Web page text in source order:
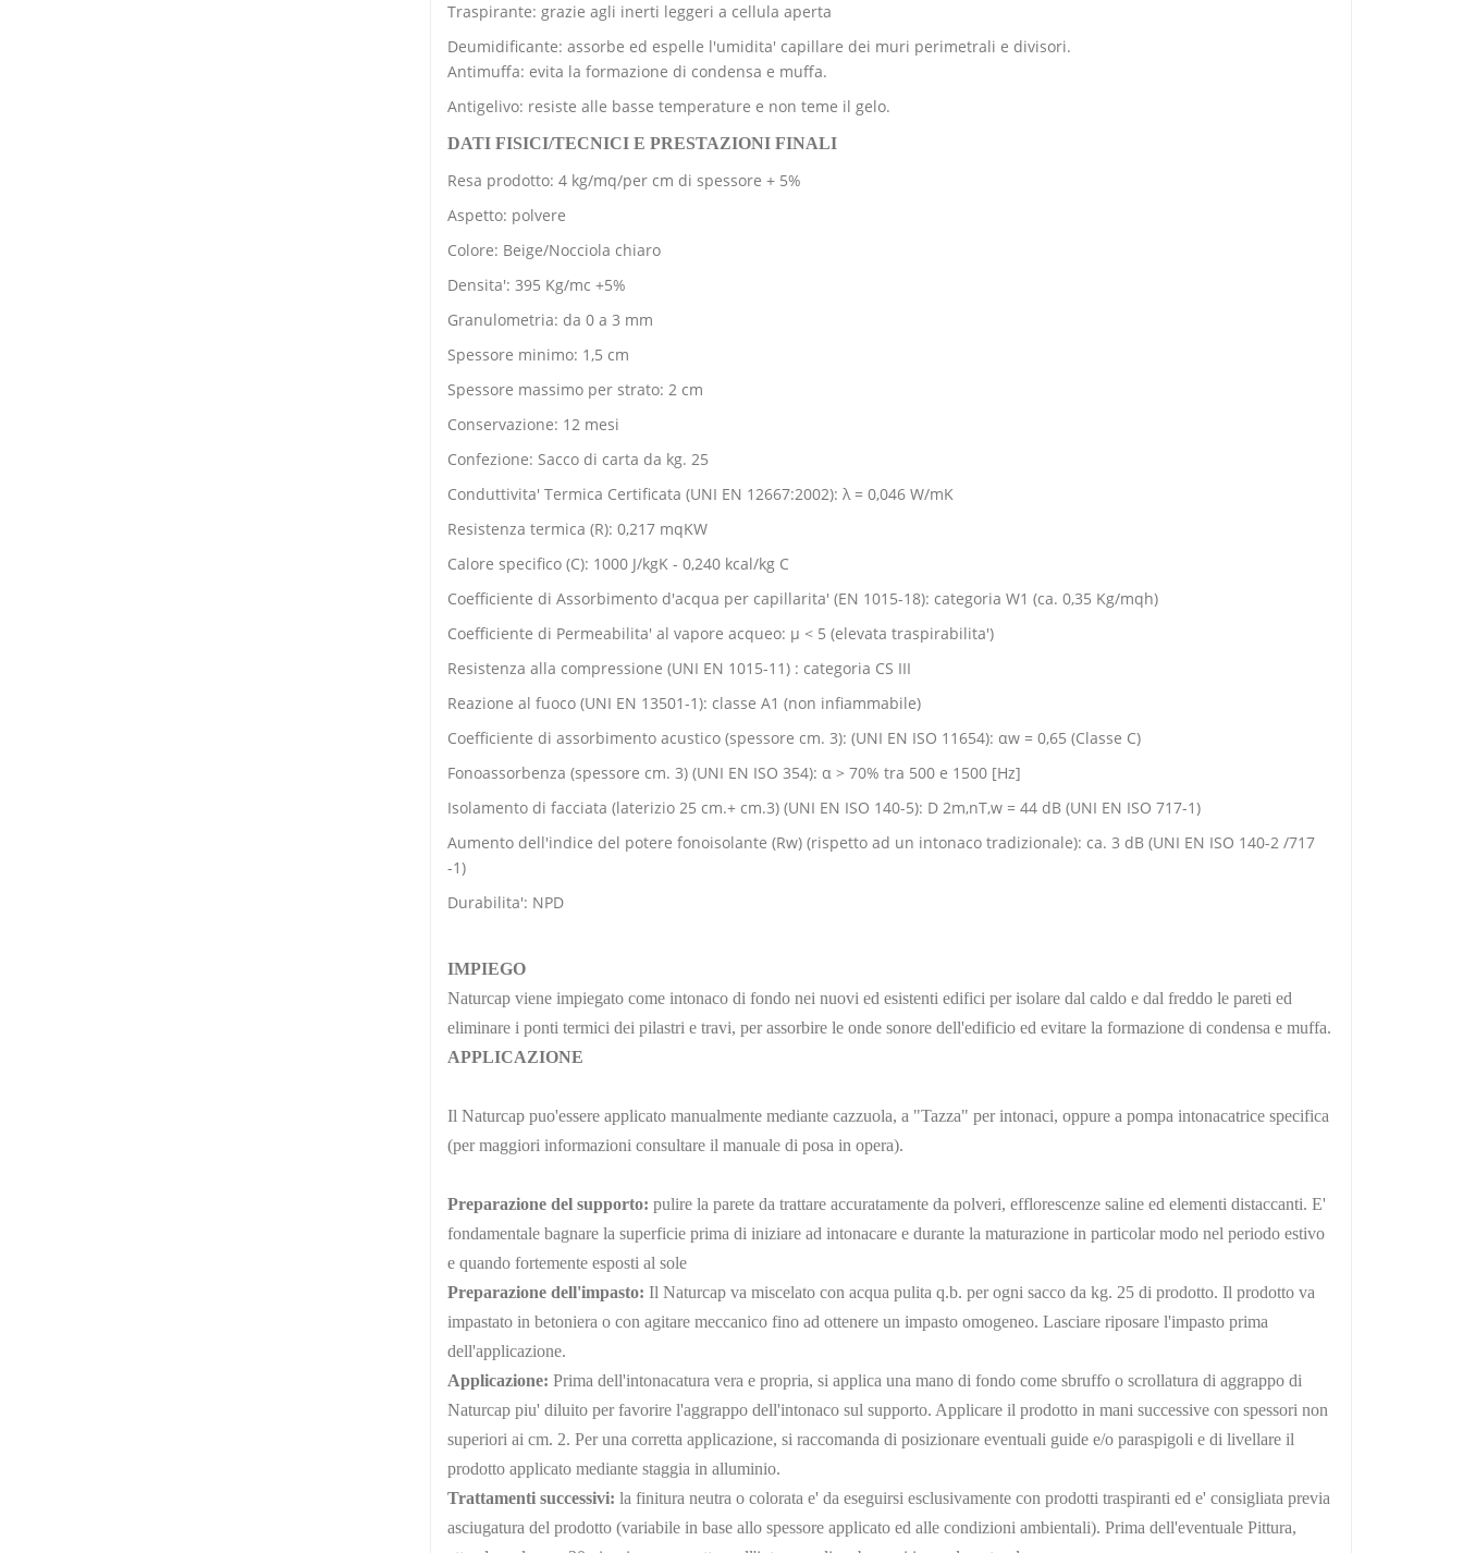
Traspirante: grazie agli inerti leggeri a cellula aperta
Deumidificante: assorbe ed espelle l'umidita' capillare dei muri perimetrali e divisori.
Antimuffa: evita la formazione di condensa e muffa.
Antigelivo: resiste alle basse temperature e non teme il gelo.
DATI FISICI/TECNICI E PRESTAZIONI FINALI
Resa prodotto: 4 kg/mq/per cm di spessore + 5%
Aspetto: polvere
Colore: Beige/Nocciola chiaro
Densita': 395 Kg/mc +5%
Granulometria: da 0 a 3 mm
Spessore minimo: 1,5 cm
Spessore massimo per strato: 2 cm
Conservazione: 12 mesi
Confezione: Sacco di carta da kg. 25
Conduttivita' Termica Certificata (UNI EN 12667:2002): λ = 0,046 W/mK
Resistenza termica (R): 0,217 mqKW
Calore specifico (C): 1000 J/kgK - 0,240 kcal/kg C
Coefficiente di Assorbimento d'acqua per capillarita' (EN 1015-18): categoria W1 (ca. 0,35 Kg/mqh)
Coefficiente di Permeabilita' al vapore acqueo: μ < 5 (elevata traspirabilita')
Resistenza alla compressione (UNI EN 1015-11) : categoria CS III
Reazione al fuoco (UNI EN 13501-1): classe A1 (non infiammabile)
Coefficiente di assorbimento acustico (spessore cm. 3): (UNI EN ISO 11654): αw = 0,65 (Classe C)
Fonoassorbenza (spessore cm. 3) (UNI EN ISO 354): α > 70% tra 500 e 1500 [Hz]
Isolamento di facciata (laterizio 25 cm.+ cm.3) (UNI EN ISO 140-5): D 2m,nT,w = 44 dB (UNI EN ISO 717-1)
Aumento dell'indice del potere fonoisolante (Rw) (rispetto ad un intonaco tradizionale): ca. 3 dB (UNI EN ISO 140-2 /717
-1)
Durabilita': NPD
IMPIEGO
Naturcap viene impiegato come intonaco di fondo nei nuovi ed esistenti edifici per isolare dal caldo e dal freddo le pareti ed
eliminare i ponti termici dei pilastri e travi, per assorbire le onde sonore dell'edificio ed evitare la formazione di condensa e muffa.
APPLICAZIONE
Il Naturcap puo'essere applicato manualmente mediante cazzuola, a "Tazza" per intonaci, oppure a pompa intonacatrice specifica
(per maggiori informazioni consultare il manuale di posa in opera).
Preparazione del supporto: pulire la parete da trattare accuratamente da polveri, efflorescenze saline ed elementi distaccanti. E'
fondamentale bagnare la superficie prima di iniziare ad intonacare e durante la maturazione in particolar modo nel periodo estivo
e quando fortemente esposti al sole
Preparazione dell'impasto: Il Naturcap va miscelato con acqua pulita q.b. per ogni sacco da kg. 25 di prodotto. Il prodotto va
impastato in betoniera o con agitare meccanico fino ad ottenere un impasto omogeneo. Lasciare riposare l'impasto prima
dell'applicazione.
Applicazione: Prima dell'intonacatura vera e propria, si applica una mano di fondo come sbruffo o scrollatura di aggrappo di
Naturcap piu' diluito per favorire l'aggrappo dell'intonaco sul supporto. Applicare il prodotto in mani successive con spessori non
superiori ai cm. 2. Per una corretta applicazione, si raccomanda di posizionare eventuali guide e/o paraspigoli e di livellare il
prodotto applicato mediante staggia in alluminio.
Trattamenti successivi: la finitura neutra o colorata e' da eseguirsi esclusivamente con prodotti traspiranti ed e' consigliata previa
asciugatura del prodotto (variabile in base allo spessore applicato ed alle condizioni ambientali). Prima dell'eventuale Pittura,